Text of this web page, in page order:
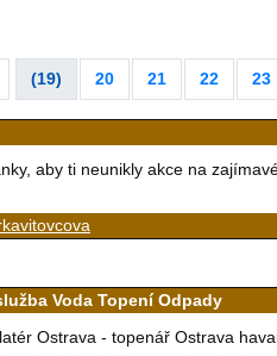
(19) 20 21 22 23
aby ti neunikly akce na
Voda Topení Odpady
Ostrava - topenář Ostrava